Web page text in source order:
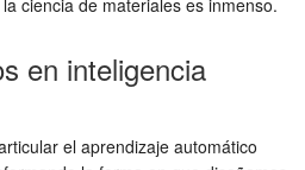
ciencia de materiales es inmenso.
en inteligencia
el aprendizaje automático